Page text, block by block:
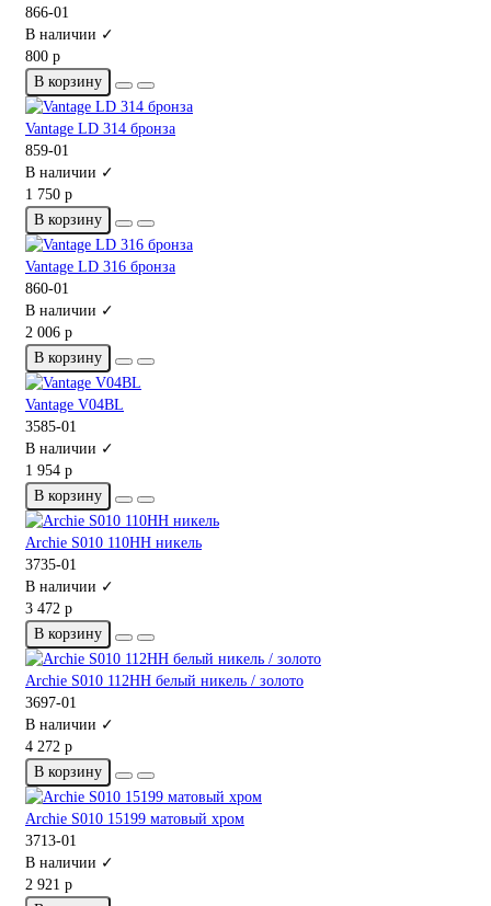
866-01
В наличии ✓
800 р
В корзину
Vantage LD 314 бронза
859-01
В наличии ✓
1 750 р
В корзину
Vantage LD 316 бронза
860-01
В наличии ✓
2 006 р
В корзину
Vantage V04BL
3585-01
В наличии ✓
1 954 р
В корзину
Archie S010 110HH никель
3735-01
В наличии ✓
3 472 р
В корзину
Archie S010 112HH белый никель / золото
3697-01
В наличии ✓
4 272 р
В корзину
Archie S010 15199 матовый хром
3713-01
В наличии ✓
2 921 р